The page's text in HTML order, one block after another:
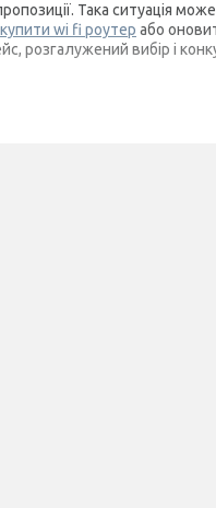
Така ситуація
купити wi fi роутер або
розгалужений вибір і